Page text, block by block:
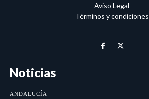
Aviso Legal
Términos y condiciones
Noticias
ANDALUCÍA